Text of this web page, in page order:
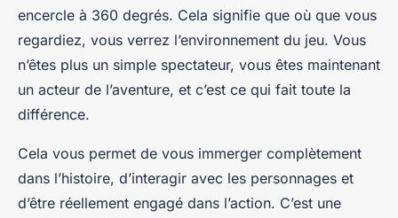
encercle à 360 degrés. Cela signifie que où que vous
regardiez, vous verrez l’environnement du jeu. Vous
n’êtes plus un simple spectateur, vous êtes maintenant
un acteur de l’aventure, et c’est ce qui fait toute la
différence.
Cela vous permet de vous immerger complètement
dans l’histoire, d’interagir avec les personnages et
d’être réellement engagé dans l’action. C’est une